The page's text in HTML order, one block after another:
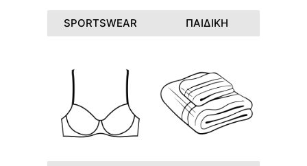
SPORTSWEAR ΠΑΙΔΙΚΗ